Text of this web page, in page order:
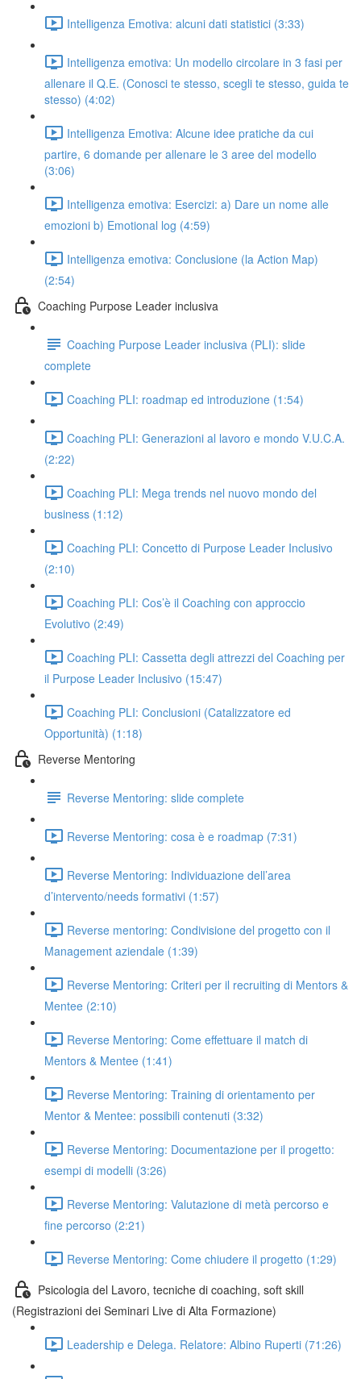
Intelligenza Emotiva: alcuni dati statistici (3:33)
Intelligenza emotiva: Un modello circolare in 3 fasi per
allenare il Q.E. (Conosci te stesso, scegli te stesso, guida te
stesso) (4:02)
Intelligenza Emotiva: Alcune idee pratiche da cui
partire, 6 domande per allenare le 3 aree del modello
(3:06)
Intelligenza emotiva: Esercizi: a) Dare un nome alle
emozioni b) Emotional log (4:59)
Intelligenza emotiva: Conclusione (la Action Map)
(2:54)
Coaching Purpose Leader inclusiva
Coaching Purpose Leader inclusiva (PLI): slide
complete
Coaching PLI: roadmap ed introduzione (1:54)
Coaching PLI: Generazioni al lavoro e mondo V.U.C.A.
(2:22)
Coaching PLI: Mega trends nel nuovo mondo del
business (1:12)
Coaching PLI: Concetto di Purpose Leader Inclusivo
(2:10)
Coaching PLI: Cos’è il Coaching con approccio
Evolutivo (2:49)
Coaching PLI: Cassetta degli attrezzi del Coaching per
il Purpose Leader Inclusivo (15:47)
Coaching PLI: Conclusioni (Catalizzatore ed
Opportunità) (1:18)
Reverse Mentoring
Reverse Mentoring: slide complete
Reverse Mentoring: cosa è e roadmap (7:31)
Reverse Mentoring: Individuazione dell’area
d’intervento/needs formativi (1:57)
Reverse mentoring: Condivisione del progetto con il
Management aziendale (1:39)
Reverse Mentoring: Criteri per il recruiting di Mentors &
Mentee (2:10)
Reverse Mentoring: Come effettuare il match di
Mentors & Mentee (1:41)
Reverse Mentoring: Training di orientamento per
Mentor & Mentee: possibili contenuti (3:32)
Reverse Mentoring: Documentazione per il progetto:
esempi di modelli (3:26)
Reverse Mentoring: Valutazione di metà percorso e
fine percorso (2:21)
Reverse Mentoring: Come chiudere il progetto (1:29)
Psicologia del Lavoro, tecniche di coaching, soft skill
(Registrazioni dei Seminari Live di Alta Formazione)
Leadership e Delega. Relatore: Albino Ruperti (71:26)